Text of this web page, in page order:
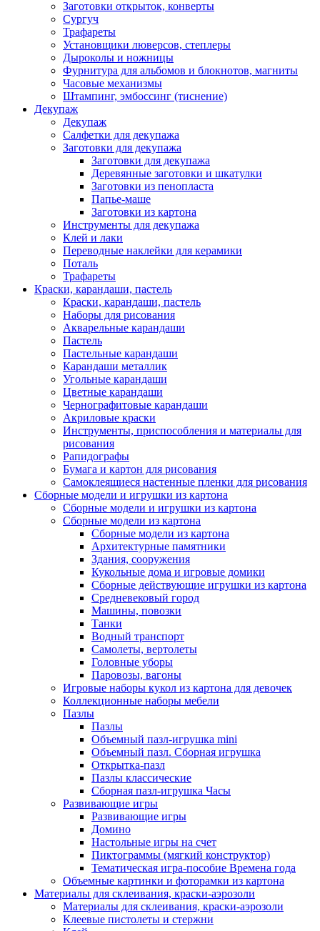
Заготовки открыток, конверты
Сургуч
Трафареты
Установщики люверсов, степлеры
Дыроколы и ножницы
Фурнитура для альбомов и блокнотов, магниты
Часовые механизмы
Штампинг, эмбоссинг (тиснение)
Декупаж
Декупаж
Салфетки для декупажа
Заготовки для декупажа
Заготовки для декупажа
Деревянные заготовки и шкатулки
Заготовки из пенопласта
Папье-маше
Заготовки из картона
Инструменты для декупажа
Клей и лаки
Переводные наклейки для керамики
Поталь
Трафареты
Краски, карандаши, пастель
Краски, карандаши, пастель
Наборы для рисования
Акварельные карандаши
Пастель
Пастельные карандаши
Карандаши металлик
Угольные карандаши
Цветные карандаши
Чернографитовые карандаши
Акриловые краски
Инструменты, приспособления и материалы для
рисования
Рапидографы
Бумага и картон для рисования
Самоклеящиеся настенные пленки для рисования
Сборные модели и игрушки из картона
Сборные модели и игрушки из картона
Сборные модели из картона
Сборные модели из картона
Архитектурные памятники
Здания, сооружения
Кукольные дома и игровые домики
Сборные действующие игрушки из картона
Средневековый город
Машины, повозки
Танки
Водный транспорт
Самолеты, вертолеты
Головные уборы
Паровозы, вагоны
Игровые наборы кукол из картона для девочек
Коллекционные наборы мебели
Пазлы
Пазлы
Объемный пазл-игрушка mini
Объемный пазл. Сборная игрушка
Открытка-пазл
Пазлы классические
Сборная пазл-игрушка Часы
Развивающие игры
Развивающие игры
Домино
Настольные игры на счет
Пиктограммы (мягкий конструктор)
Тематическая игра-пособие Времена года
Объемные картинки и фоторамки из картона
Материалы для склеивания, краски-аэрозоли
Материалы для склеивания, краски-аэрозоли
Клеевые пистолеты и стержни